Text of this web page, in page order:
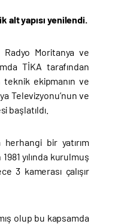
alt yapısı yenilendi.
Moritanya ve
TİKA tarafından
ekipmanın ve
Televizyonu’nun ve
başlatıldı.
herhangi bir yatırım
yılında kurulmuş
3 kamerası çalışır
olup bu kapsamda